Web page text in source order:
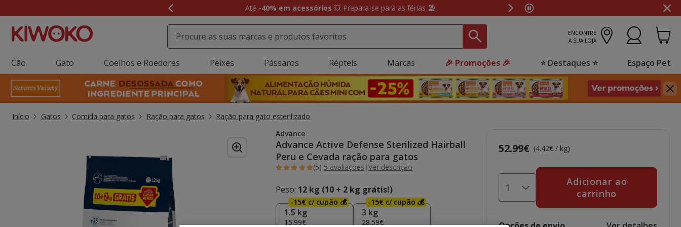
de
3,
mensagem,
Click&Collect:Recolha GRÁTIS em loja e receba uma prenda 🎁 Agora em mais lojas!
ENCONTRE
A SUA LOJA
Cão Gato Coelhos e Roedores Peixes Pássaros Répteis Marcas 🎉 Promoções 🎉 ⭐ Destaques ⭐ Espaço Pet
Início Gatos Comida para gatos Ração para gatos
Ração para gato esterilizado
Advance
Advance Active Defense Sterilized Hairball
Peru e Cevada ração para gatos
(5) 5 avaliações |Ver descrição
Peso: 12 kg (10 + 2 kg grátis!)
1.5 kg
-15€ c/ cupão 💰
15.99€
3 kg
-15€ c/ cupão 💰
28.59€
Preço 52.99€, 4.42 EUR por kg
52.99€ (4.42€ / kg)
Adicionar ao
carrinho